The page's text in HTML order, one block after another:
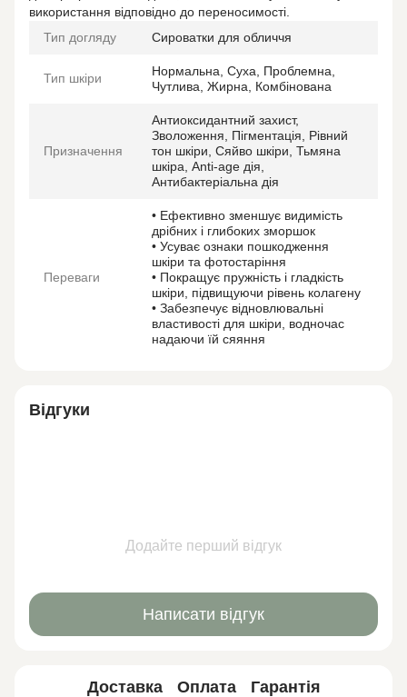
використання відповідно до переносимості.
Тип догляду
Сироватки для обличчя
Тип шкіри
Нормальна, Суха, Проблемна,
Чутлива, Жирна, Комбінована
Призначення
Антиоксидантний захист,
Зволоження, Пігментація, Рівний
тон шкіри, Сяйво шкіри, Тьмяна
шкіра, Anti-age дія,
Антибактеріальна дія
Переваги
• Ефективно зменшує видимість
дрібних і глибоких зморшок
• Усуває ознаки пошкодження
шкіри та фотостаріння
• Покращує пружність і гладкість
шкіри, підвищуючи рівень колагену
• Забезпечує відновлювальні
властивості для шкіри, водночас
надаючи їй сяяння
Відгуки
Додайте перший відгук
Написати відгук
Доставка Оплата Гарантія